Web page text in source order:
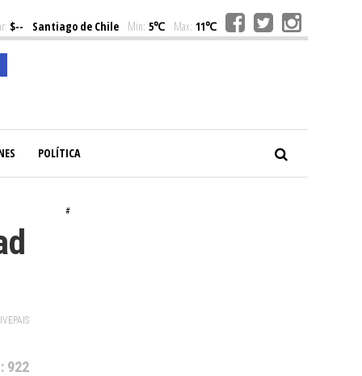
$-- Santiago de Chile Min: 5℃ Max: 11℃
POLÍTICA
922
#